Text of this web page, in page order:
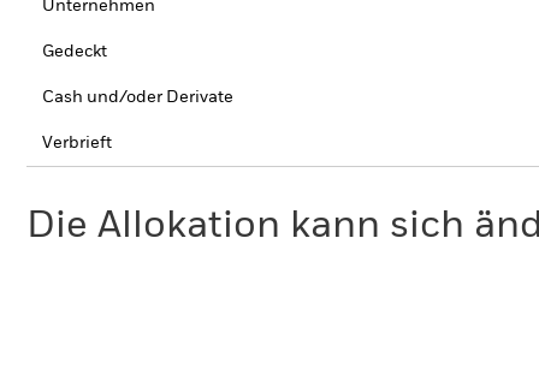
Unternehmen
Gedeckt
Cash und/oder Derivate
Verbrieft
Die Allokation kann sich